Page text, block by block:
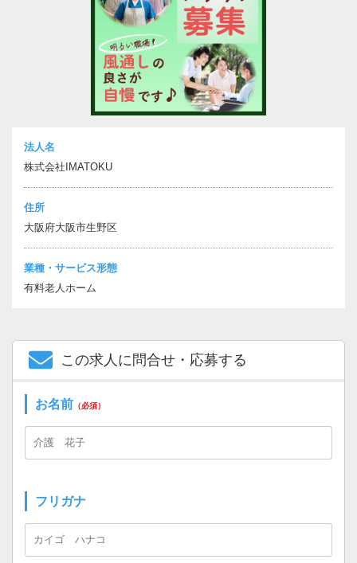
法人名
株式会社IMATOKU
住所
大阪府大阪市生野区
業種・サービス形態
有料老人ホーム
この求人に問合せ・応募する
お名前 （必須）
フリガナ